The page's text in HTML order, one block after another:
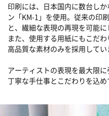
印刷には、日本国内に数台し
ン「KM-1」を使用。従来の印
と、繊細な表現の再現を可能に
また、使用する用紙にもこだ
高品質な素材のみを採用してい
アーティストの表現を最大限
丁寧な手仕事とこだわりを込め